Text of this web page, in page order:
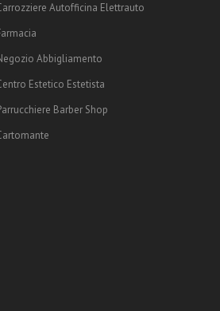
Autofficina Elettrauto
Abbigliamento
Estetico Estetista
Barber Shop